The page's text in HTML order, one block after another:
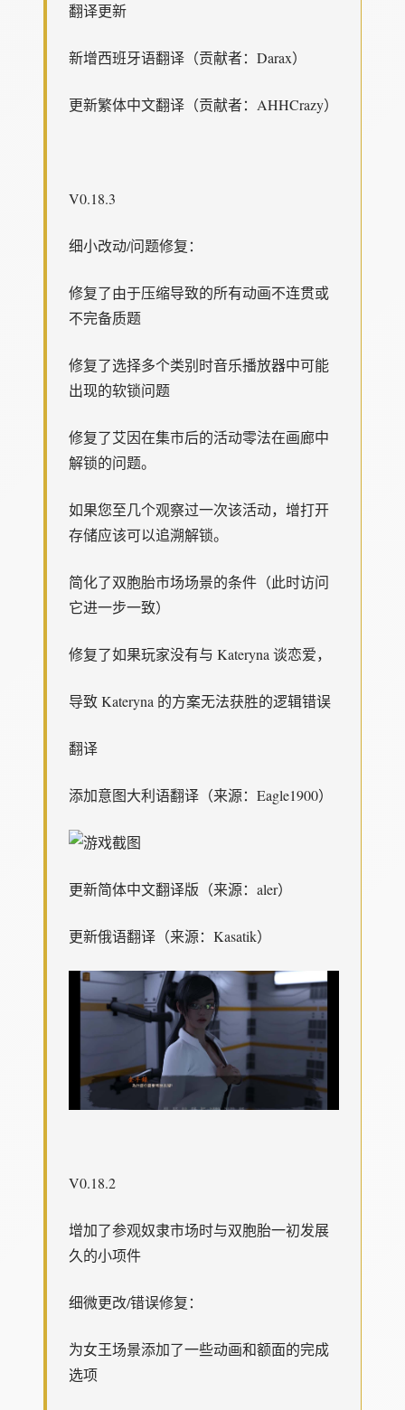
翻译更新
新增西班牙语翻译（贡献者：Darax）
更新繁体中文翻译（贡献者：AHHCrazy）
V0.18.3
细小改动/问题修复：
修复了由于压缩导致的所有动画不连贯或
不完备质题
修复了选择多个类别时音乐播放器中可能
出现的软锁问题
修复了艾因在集市后的活动零法在画廊中
解锁的问题。
如果您至几个观察过一次该活动，增打开
存储应该可以追溯解锁。
简化了双胞胎市场场景的条件（此时访问
它进一步一致）
修复了如果玩家没有与 Kateryna 谈恋爱，
导致 Kateryna 的方案无法获胜的逻辑错误
翻译
添加意图大利语翻译（来源：Eagle1900）
更新简体中文翻译版（来源：aler）
更新俄语翻译（来源：Kasatik）
V0.18.2
增加了参观奴隶市场时与双胞胎一初发展
久的小项件
细微更改/错误修复：
为女王场景添加了一些动画和额面的完成
选项